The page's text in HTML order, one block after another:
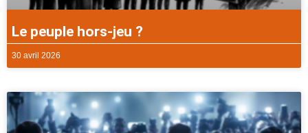
Le peuple hors-jeu ?
30 avril 2026